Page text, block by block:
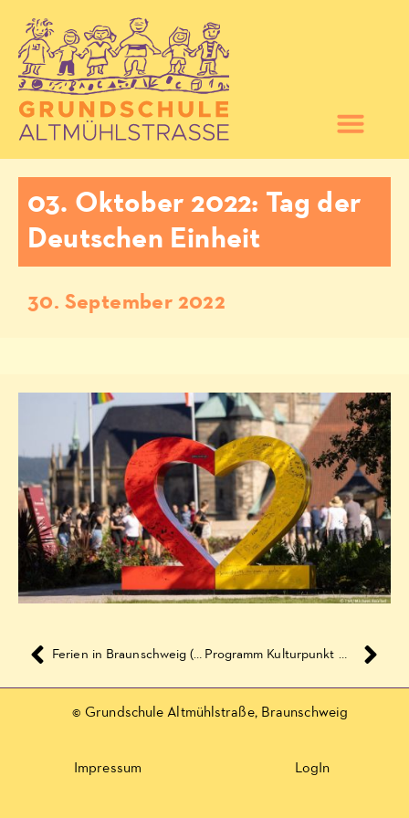
03. Oktober 2022: Tag der
Deutschen Einheit
30. September 2022
Ferien in Braunschweig (FiBS) – Herbst 2022 Programm Kulturpunkt West Oktober 2022 bis Januar 2023
© Grundschule Altmühlstraße, Braunschweig
Impressum LogIn